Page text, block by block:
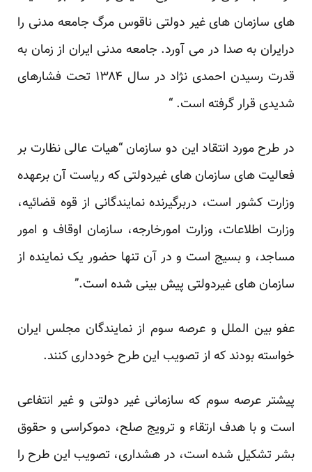
های سازمان های غیر دولتی ناقوس مرگ جامعه مدنی را
درایران به صدا در می آورد. جامعه مدنی ایران از زمان به
قدرت رسیدن احمدی نژاد در سال ۱۳۸۴ تحت فشارهای
شدیدی قرار گرفته است. “
در طرح مورد انتقاد این دو سازمان “هیات عالی نظارت بر
فعالیت های سازمان های غیردولتی که ریاست آن برعهده
وزارت کشور است، دربرگیرنده نمایندگانی از قوه قضائیه،
وزارت اطلاعات، وزارت امورخارجه، سازمان اوقاف و امور
مساجد، و بسیج است و در آن تنها حضور یک نماینده از
سازمان های غیردولتی پیش بینی شده است.”
عفو بین الملل و عرصه سوم از نمایندگان مجلس ایران
خواسته بودند که از تصویب این طرح خودداری کنند.
پیشتر عرصه سوم که سازمانی غیر دولتی و غیر انتفاعی
است و با هدف ارتقاء و ترویج صلح، دموکراسی و حقوق
بشر تشکیل شده است، در هشداری، تصویب این طرح را